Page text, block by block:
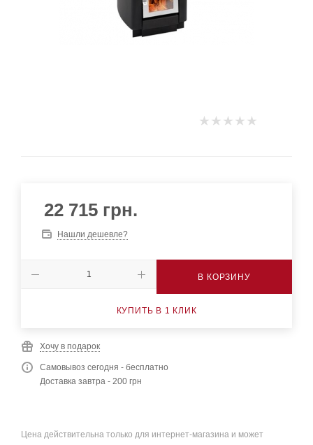
22 715 грн.
Нашли дешевле?
В КОРЗИНУ
КУПИТЬ В 1 КЛИК
Хочу в подарок
Самовывоз сегодня - бесплатно
Доставка завтра - 200 грн
Цена действительна только для интернет-магазина и может